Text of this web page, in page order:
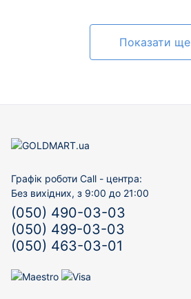
Показати ще
Графік роботи Call - центра:
Без вихідних, з 9:00 до 21:00
(050) 490-03-03
(050) 499-03-03
(050) 463-03-01